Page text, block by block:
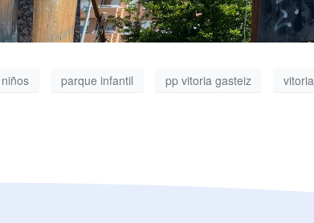
niños parque infantil pp vitoria gasteiz
vitoria